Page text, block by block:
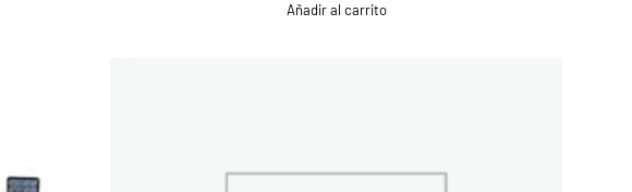
Añadir al carrito